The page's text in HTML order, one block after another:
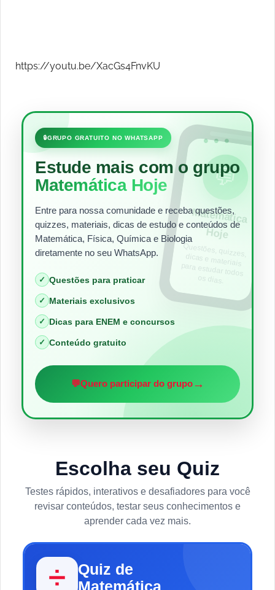
https://youtu.be/XacGs4FnvKU
•••
🔒GRUPO GRATUITO NO WHATSAPP
Estude mais com o grupo
Matemática Hoje
Entre para nossa comunidade e receba questões,
quizzes, materiais, dicas de estudo e conteúdos de
Matemática, Física, Química e Biologia
diretamente no seu WhatsApp.
✓ Questões para praticar
✓ Materiais exclusivos
✓ Dicas para ENEM e concursos
✓ Conteúdo gratuito
💬Quero participar do grupo→
💬
Matem
ática
Hoje
Questões, quizzes,
dicas e materiais
para estudar todos
os dias.
Escolha seu Quiz
Testes rápidos, interativos e desafiadores para você
revisar conteúdos, testar seus conhecimentos e
aprender cada vez mais.
➗
Quiz de
Matemática